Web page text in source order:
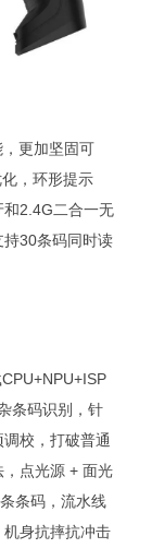
更加坚固可
，环形提示
2.4G二合一无
30条码同时读
条码识别，针
校，打破普通
点光源 + 面光
条码，流水线
身抗摔抗冲击